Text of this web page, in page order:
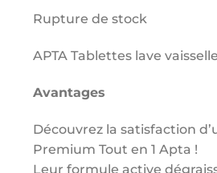
Rupture de stock
APTA Tablettes lave
Avantages
Découvrez la satisfaction
Premium Tout en 1 Apta !
Leur formule active